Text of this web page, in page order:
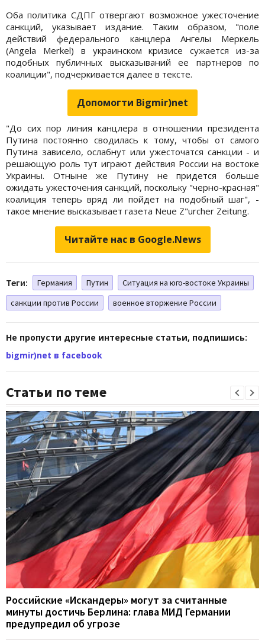
Оба политика СДПГ отвергают возможное ужесточение
санкций, указывает издание. Таким образом, "поле
действий федерального канцлера Ангелы Меркель
(Angela Merkel) в украинском кризисе сужается из-за
подобных публичных высказываний ее партнеров по
коалиции", подчеркивается далее в тексте.
Допомогти Bigmir)net
"До сих пор линия канцлера в отношении президента
Путина постоянно сводилась к тому, чтобы от самого
Путина зависело, ослабнут или ужесточатся санкции - и
решающую роль тут играют действия России на востоке
Украины. Отныне же Путину не придется больше
ожидать ужесточения санкций, поскольку "черно-красная"
коалиция теперь вряд ли пойдет на подобный шаг", -
такое мнение высказывает газета Neue Z"urcher Zeitung.
Читайте нас в Google.News
Теги: Германия Путин
Ситуация на юго-востоке Украины
санкции против России
военное вторжение России
Не пропусти другие интересные статьи, подпишись:
bigmir)net в facebook
Статьи по теме
Российские «Искандеры» могут за считанные
минуты достичь Берлина: глава МИД Германии
предупредил об угрозе